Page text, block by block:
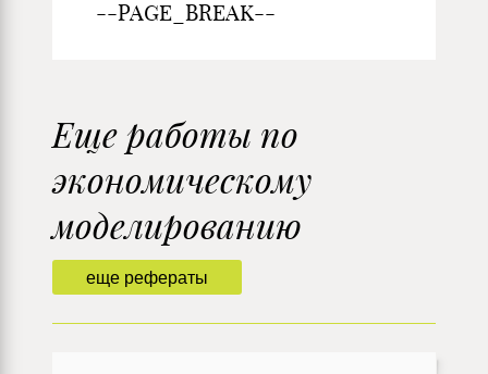
--PAGE_BREAK--
еще рефераты
Еще работы по
экономическому
моделированию